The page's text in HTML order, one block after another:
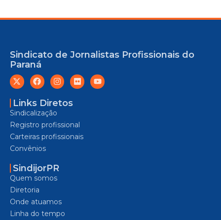
Sindicato de Jornalistas Profissionais do
Paraná
Links Diretos
Sindicalização
Registro profissional
Carteiras profissionais
Convênios
SindijorPR
Quem somos
Diretoria
Onde atuamos
Linha do tempo